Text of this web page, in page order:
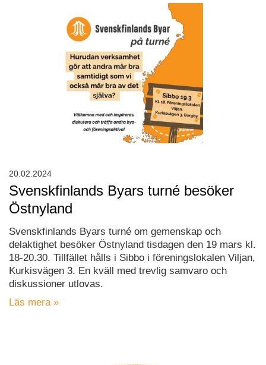
Svenskfinlands Byars turné besöker
Östnyland
Svenskfinlands Byars turné om gemenskap och
delaktighet besöker Östnyland tisdagen den 19 mars kl.
18-20.30. Tillfället hålls i Sibbo i föreningslokalen Viljan,
Kurkisvägen 3. En kväll med trevlig samvaro och
diskussioner utlovas.
Läs mera »
20.02.2024